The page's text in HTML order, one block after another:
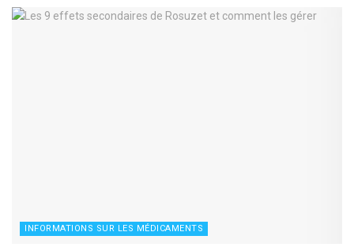
INFORMATIONS SUR LES MÉDICAMENTS